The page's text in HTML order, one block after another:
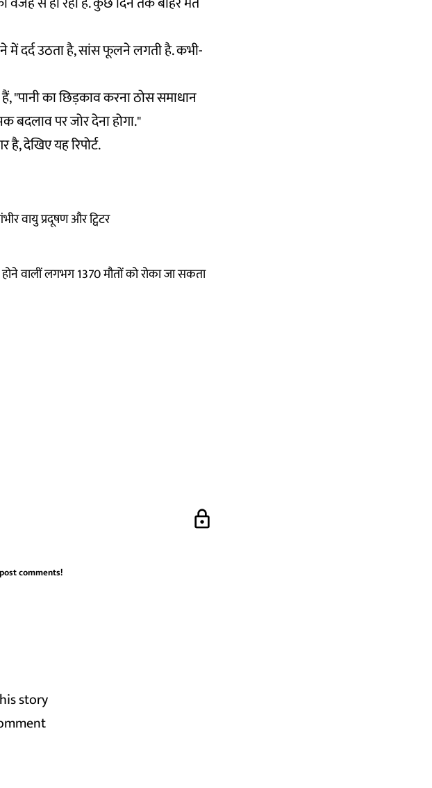
में दर्द उठता है, सांस फूलने लगती है. कभी-
"पानी का छिड़काव करना ठोस समाधान
बदलाव पर जोर देना होगा."
देखिए यह रिपोर्ट.
वायु प्रदूषण और ट्विटर
होने वालीं लगभग 1370 मौतों को रोका जा सकता
lock
comments!